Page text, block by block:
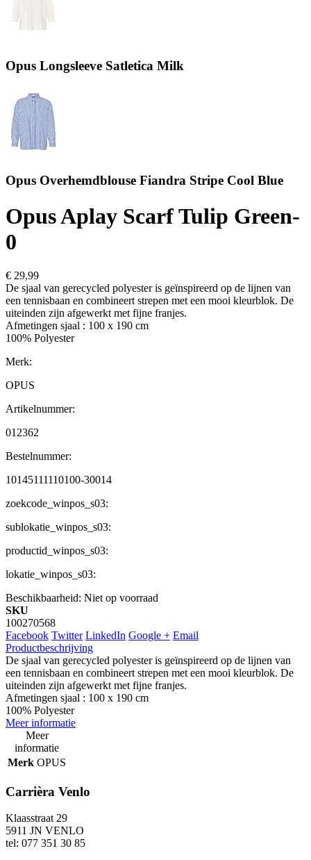
Opus Longsleeve Satletica Milk
Opus Overhemdblouse Fiandra Stripe Cool Blue
Opus Aplay Scarf Tulip Green-
0
€ 29,99
De sjaal van gerecycled polyester is geïnspireerd op de lijnen van
een tennisbaan en combineert strepen met een mooi kleurblok. De
uiteinden zijn afgewerkt met fijne franjes.
Afmetingen sjaal : 100 x 190 cm
100% Polyester
Merk:
OPUS
Artikelnummer:
012362
Bestelnummer:
10145111110100-30014
zoekcode_winpos_s03:
sublokatie_winpos_s03:
productid_winpos_s03:
lokatie_winpos_s03:
Beschikbaarheid: Niet op voorraad
SKU
100270568
Facebook Twitter LinkedIn Google + Email
Productbeschrijving
De sjaal van gerecycled polyester is geïnspireerd op de lijnen van
een tennisbaan en combineert strepen met een mooi kleurblok. De
uiteinden zijn afgewerkt met fijne franjes.
Afmetingen sjaal : 100 x 190 cm
100% Polyester
Meer informatie
Meer
informatie
Merk OPUS
Carrièra Venlo
Klaasstraat 29
5911 JN VENLO
tel: 077 351 30 85